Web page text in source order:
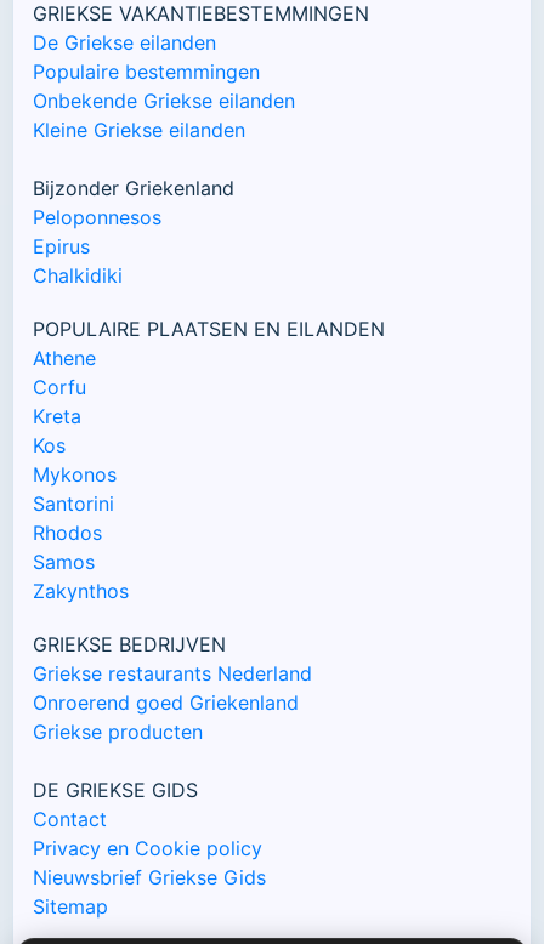
GRIEKSE VAKANTIEBESTEMMINGEN
De Griekse eilanden
Populaire bestemmingen
Onbekende Griekse eilanden
Kleine Griekse eilanden
Bijzonder Griekenland
Peloponnesos
Epirus
Chalkidiki
POPULAIRE PLAATSEN EN EILANDEN
Athene
Corfu
Kreta
Kos
Mykonos
Santorini
Rhodos
Samos
Zakynthos
GRIEKSE BEDRIJVEN
Griekse restaurants Nederland
Onroerend goed Griekenland
Griekse producten
DE GRIEKSE GIDS
Contact
Privacy en Cookie policy
Nieuwsbrief Griekse Gids
Sitemap